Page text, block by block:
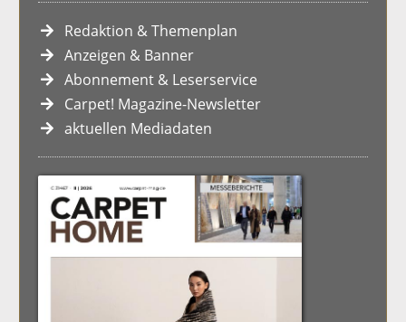
Redaktion & Themenplan
Anzeigen & Banner
Abonnement & Leserservice
Carpet! Magazine-Newsletter
aktuellen Mediadaten